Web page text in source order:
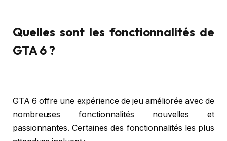
Quelles sont les fonctionnalités de
GTA 6 ?
GTA 6 offre une expérience de jeu améliorée avec de
nombreuses fonctionnalités nouvelles et
passionnantes. Certaines des fonctionnalités les plus